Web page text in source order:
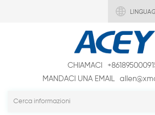
CHIAMACI
MANDACI UNA EMAIL